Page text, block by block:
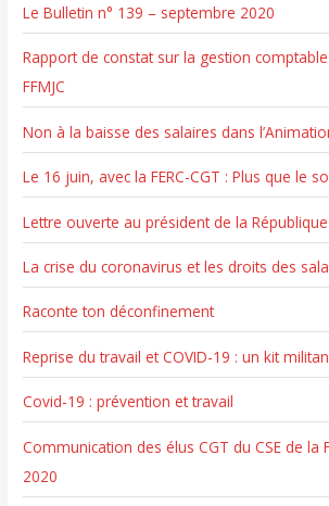
h
e
r
:
Le Bulletin n° 139 – septembre 2020
Rapport de constat sur la gestion comptable
FFMJC
Non à la baisse des salaires dans
Le 16 juin, avec la FERC-CGT : Plus que le
Lettre ouverte au président de la République
La crise du coronavirus et les droits des
Raconte ton déconfinement
Reprise du travail et COVID-19 : un kit
Covid-19 : prévention et travail
Communication des élus CGT du CSE de la
2020